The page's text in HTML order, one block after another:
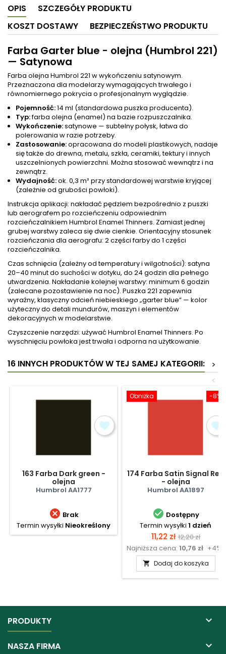
OPIS
SZCZEGÓŁY PRODUKTU
KOSZT DOSTAWY
BEZPIECZEŃSTWO PRODUKTU
Farba Garter blue - olejna (Humbrol 221)
— Satynowa
Farba olejna Humbrol 221 w wykończeniu satynowym.
Przeznaczona dla modelarzy wymagających trwałego i
równomiernego pokrycia o profesjonalnym wyglądzie.
Pojemność:14 ml (standardowa puszka producenta).
Typ:farba olejna (enamel) na bazie rozpuszczalnika.
Wykończenie:satynowe — subtelny połysk, łatwa do
polerowania w razie potrzeby.
Zastosowanie:opracowana do modeli plastikowych, nadaje
się także do drewna, metalu, szkła, ceramiki, tektury i innych
uszczelnionych powierzchni. Można stosować wewnątrz i na
zewnątrz.
Wydajność:ok. 0,3 m² przy standardowej warstwie kryjącej
(zależnie od grubości powłoki).
Instrukcja aplikacji: nakładać pędzlem bezpośrednio z puszki
lub aerografem po rozcieńczeniu odpowiednim
rozcieńczalnikiem Humbrol Enamel Thinners. Zamiast jednej
grubej warstwy zaleca się dwie cienkie. Orientacyjny stosunek
rozcieńczania dla aerografu: 2 części farby do 1 części
rozcieńczalnika.
Czas schnięcia (zależny od temperatury i wilgotności): satyna
20–40 minut do suchości w dotyku, do 24 godzin dla pełnego
utwardzenia. Nakładanie kolejnej warstwy: minimum 6 godzin
(zalecane pozostawienie na noc). Puszka 221 zapewnia
wyraźny, klasyczny odcień niebieskiego „garter blue” — kolor
użyteczny do detali mundurów, maszyn i elementów
dekoracyjnych w modelarstwie.
Czyszczenie narzędzi: używać Humbrol Enamel Thinners. Po
wyschnięciu powłoka jest trwała i odporna na użytkowanie.
16 INNYCH PRODUKTÓW W TEJ SAMEJ KATEGORII:
>
<
163 Farba Dark green -
olejna
Humbrol AA1777
 Brak
Termin wysyłki Nieokreślony
-8%
Obniżka
174 Farba Satin Signal Red
- olejna
Humbrol AA1897
 Dostępny
Termin wysyłki 1 dzień
Cena
11,22 zł Cena
podstawowa
12,20 zł
Najniższa cena: 10,76 zł +4%
 Dodaj do koszyka
PRODUKTY 
NASZA FIRMA 